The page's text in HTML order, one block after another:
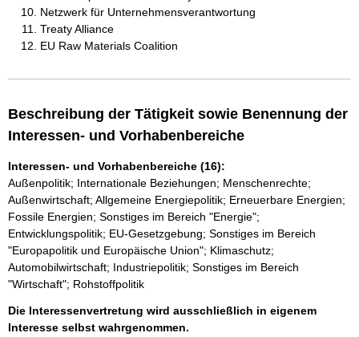
Netzwerk für Unternehmensverantwortung
Treaty Alliance
EU Raw Materials Coalition
Beschreibung der Tätigkeit sowie Benennung der
Interessen- und Vorhabenbereiche
Interessen- und Vorhabenbereiche (16):
Außenpolitik; Internationale Beziehungen; Menschenrechte;
Außenwirtschaft; Allgemeine Energiepolitik; Erneuerbare Energien;
Fossile Energien; Sonstiges im Bereich "Energie";
Entwicklungspolitik; EU-Gesetzgebung; Sonstiges im Bereich
"Europapolitik und Europäische Union"; Klimaschutz;
Automobilwirtschaft; Industriepolitik; Sonstiges im Bereich
"Wirtschaft"; Rohstoffpolitik
Die Interessenvertretung wird ausschließlich in eigenem
Interesse selbst wahrgenommen.